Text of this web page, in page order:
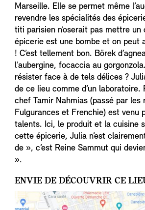
Marseille. Elle se permet même
revendre les spécialités des
titi parisien n’oserait pas mettre
épicerie est une bombe et on peut
! C’est tellement bon. Börek
l’aubergine, focaccia au
résister face à de tels délices ?
de ce lieu comme d’un laboratoire.
chef Tamir Nahmias (passé par les
Fulgurances et Frenchie) est venu
talents. Ici, le produit et la cuisine
cette épicerie, Julia n’est
de », c’est Reine Sammut qui
».
ENVIE DE DÉCOUVRIR CE